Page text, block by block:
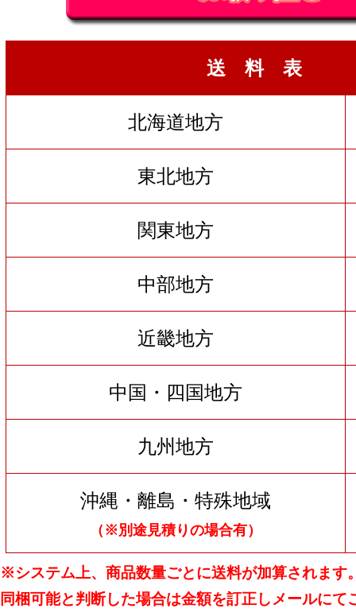
送 料 表
北海道地方
東北地方
関東地方
中部地方
近畿地方
中国・四国地方
九州地方
沖縄・離島・特殊地域
（※別途見積りの場合有）
※システム上、商品数量ごとに送料が加算されます
同梱可能と判断した場合は金額を訂正しメールにて